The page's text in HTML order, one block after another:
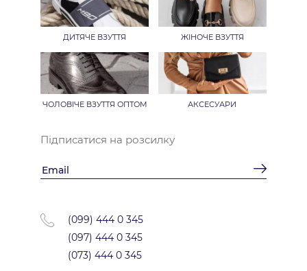
Підписатися на розсилку
(099) 444 0 345
(097) 444 0 345
(073) 444 0 345
ДИТЯЧЕ ВЗУТТЯ ЖІНОЧЕ ВЗУТТЯ
ЧОЛОВІЧЕ ВЗУТТЯ ОПТОМ АКСЕСУАРИ